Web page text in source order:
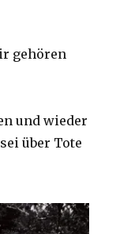
gehören
und wieder
über Tote